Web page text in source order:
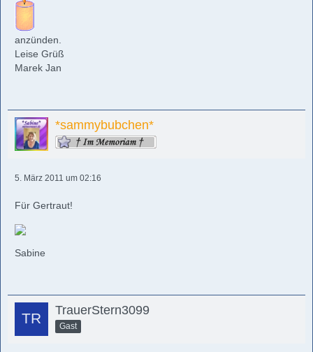
anzünden.
Leise Grüß
Marek Jan
*sammybubchen*
5. März 2011 um 02:16
Für Gertraut!
Sabine
TrauerStern3099
Gast